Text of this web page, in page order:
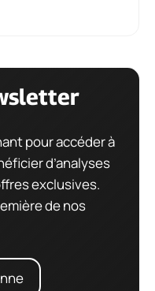
pour accéder à
d’analyses
exclusives.
de nos